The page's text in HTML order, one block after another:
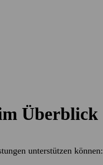
Überblick
unterstützen können: